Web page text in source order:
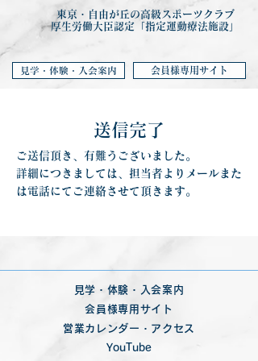
東京・自由が丘の高級スポーツクラブ
厚生労働大臣認定「指定運動療法施設」
見学・体験・入会案内 会員様専用サイト
​送信完了
ご送信頂き、有難うございました。
詳細につきましては、担当者よりメールまた
は電話にてご連絡させて頂きます。
見学・体験・入会案内
会員様専用サイト
営業カレンダー・アクセス
YouTube